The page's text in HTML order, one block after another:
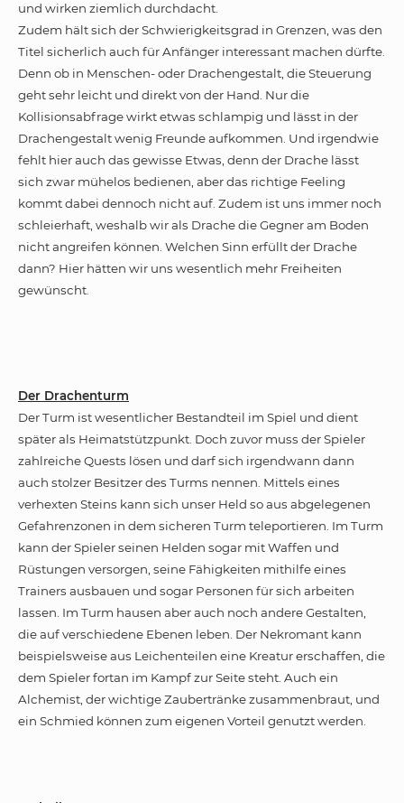
und wirken ziemlich durchdacht.
Zudem hält sich der Schwierigkeitsgrad in Grenzen, was den
Titel sicherlich auch für Anfänger interessant machen dürfte.
Denn ob in Menschen- oder Drachengestalt, die Steuerung
geht sehr leicht und direkt von der Hand. Nur die
Kollisionsabfrage wirkt etwas schlampig und lässt in der
Drachengestalt wenig Freunde aufkommen. Und irgendwie
fehlt hier auch das gewisse Etwas, denn der Drache lässt
sich zwar mühelos bedienen, aber das richtige Feeling
kommt dabei dennoch nicht auf. Zudem ist uns immer noch
schleierhaft, weshalb wir als Drache die Gegner am Boden
nicht angreifen können. Welchen Sinn erfüllt der Drache
dann? Hier hätten wir uns wesentlich mehr Freiheiten
gewünscht.
Der Drachenturm
Der Turm ist wesentlicher Bestandteil im Spiel und dient
später als Heimatstützpunkt. Doch zuvor muss der Spieler
zahlreiche Quests lösen und darf sich irgendwann dann
auch stolzer Besitzer des Turms nennen. Mittels eines
verhexten Steins kann sich unser Held so aus abgelegenen
Gefahrenzonen in dem sicheren Turm teleportieren. Im Turm
kann der Spieler seinen Helden sogar mit Waffen und
Rüstungen versorgen, seine Fähigkeiten mithilfe eines
Trainers ausbauen und sogar Personen für sich arbeiten
lassen. Im Turm hausen aber auch noch andere Gestalten,
die auf verschiedene Ebenen leben. Der Nekromant kann
beispielsweise aus Leichenteilen eine Kreatur erschaffen, die
dem Spieler fortan im Kampf zur Seite steht. Auch ein
Alchemist, der wichtige Zaubertränke zusammenbraut, und
ein Schmied können zum eigenen Vorteil genutzt werden.